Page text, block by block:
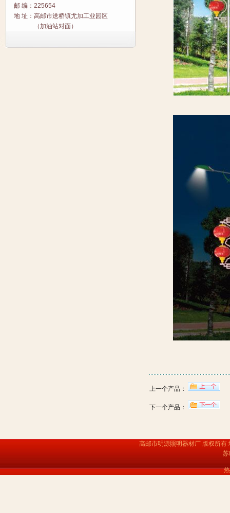
邮 编：225654
地 址：高邮市送桥镇尤加工业园区
（加油站对面）
上一个产品：
下一个产品：
高邮市明源照明器材厂 版权所